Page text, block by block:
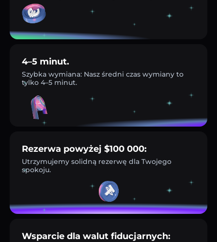
4–5 minut.
Szybka wymiana: Nasz średni czas wymiany to
tylko 4–5 minut.
Rezerwa powyżej $100 000:
Utrzymujemy solidną rezerwę dla Twojego
spokoju.
Wsparcie dla walut fiducjarnych: